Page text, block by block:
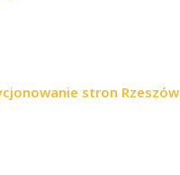
stron Rzeszów